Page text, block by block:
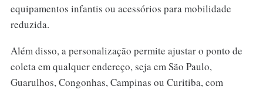
equipamentos infantis ou acessórios para mobilidade
reduzida.
Além disso, a personalização permite ajustar o ponto de
coleta em qualquer endereço, seja em São Paulo,
Guarulhos, Congonhas, Campinas ou Curitiba, com